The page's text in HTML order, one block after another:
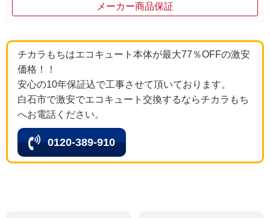
メーカー商品保証
チカラもちはエコキュート本体が最大77％OFFの激安
価格！！
安心の10年保証込で工事させて頂いております。
白石市で激安でエコキュート交換するならチカラもち
へお電話ください。
0120-389-910